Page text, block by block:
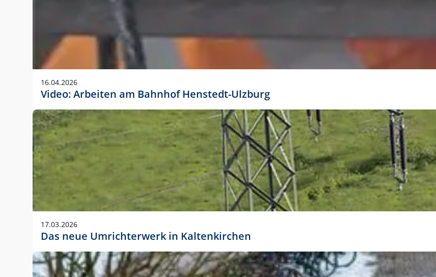
Anwendungsgröße im Layout:
Die Logohöhe beträgt 4 – 10 % der jeweiligen Formathöhe. Daraus ergeben sich für gängige Formate
folgende fest definierte Anwendungsgrößen im Layout:
DIN A3 – 15 mm hoch (5 %)
DIN A1 – 39 mm hoch (5 %)
DIN lang – 10 mm hoch (5 %)
1080 x 1080 px – 78 px hoch (7 %)
In Ausnahmefällen darf das Logo jedoch auch größer oder kleiner gesetzt werden. Dazu bedarf es jedoch
stets der vorherigen Absprache mit der Marketingabteilung.
16.04.2026
Video: Arbeiten am Bahnhof Henstedt-Ulzburg
17.03.2026
Das neue Umrichterwerk in Kaltenkirchen